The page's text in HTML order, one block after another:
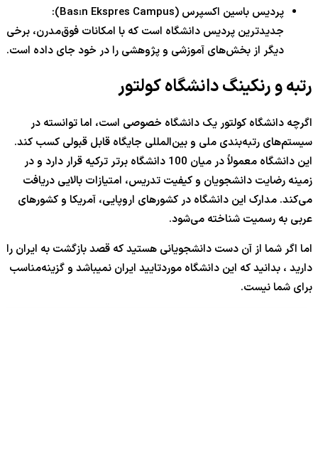
پردیس باسین اکسپرس (Basın Ekspres Campus):
جدیدترین پردیس دانشگاه است که با امکانات فوق‌مدرن، برخی
دیگر از بخش‌های آموزشی و پژوهشی را در خود جای داده است.
رتبه و رنکینگ دانشگاه کولتور
اگرچه دانشگاه کولتور یک دانشگاه خصوصی است، اما توانسته در
سیستم‌های رتبه‌بندی ملی و بین‌المللی جایگاه قابل قبولی کسب کند.
این دانشگاه معمولاً در میان 100 دانشگاه برتر ترکیه قرار دارد و در
زمینه رضایت دانشجویان و کیفیت تدریس، امتیازات بالایی دریافت
می‌کند. مدارک این دانشگاه در کشورهای اروپایی، آمریکا و کشورهای
عربی به رسمیت شناخته می‌شود.
اما اگر شما از آن دست دانشجویانی هستید که قصد بازگشت به ایران را
دارید ، بدانید که این دانشگاه موردتایید ایران نمیباشد و گزینه‌مناسب
برای شما نیست.